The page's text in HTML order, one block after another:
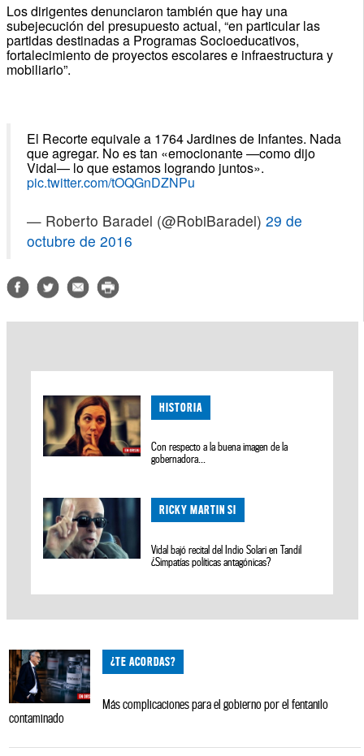
Los dirigentes denunciaron también que hay una
subejecución del presupuesto actual, “en particular las
partidas destinadas a Programas Socioeducativos,
fortalecimiento de proyectos escolares e infraestructura y
mobiliario”.
El Recorte equivale a 1764 Jardines de Infantes. Nada
que agregar. No es tan «emocionante —como dijo
Vidal— lo que estamos logrando juntos».
pic.twitter.com/tOQGnDZNPu
— Roberto Baradel (@RobiBaradel) 29 de
octubre de 2016
HISTORIA
Con respecto a la buena imagen de la
gobernadora...
RICKY MARTIN SI
Vidal bajó recital del Indio Solari en Tandil
¿Simpatías políticas antagónicas?
¿TE ACORDAS?
Más complicaciones para el gobierno por el fentanilo
contaminado